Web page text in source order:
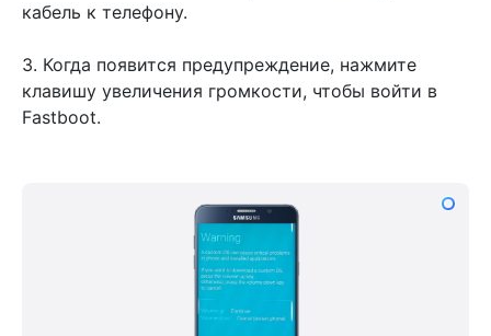
кабель к телефону.
3. Когда появится предупреждение, нажмите
клавишу увеличения громкости, чтобы войти в
Fastboot.